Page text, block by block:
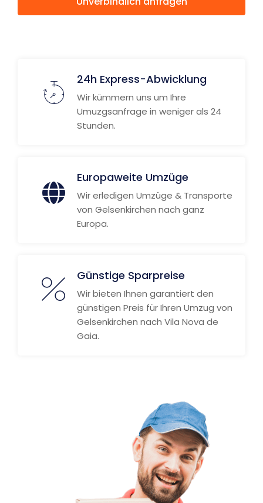
24h Express-Abwicklung
Wir kümmern uns um Ihre
Umuzgsanfrage in weniger als 24
Stunden.
Europaweite Umzüge
Wir erledigen Umzüge & Transporte
von Gelsenkirchen nach ganz
Europa.
Günstige Sparpreise
Wir bieten Ihnen garantiert den
günstigen Preis für Ihren Umzug von
Gelsenkirchen nach Vila Nova de
Gaia.